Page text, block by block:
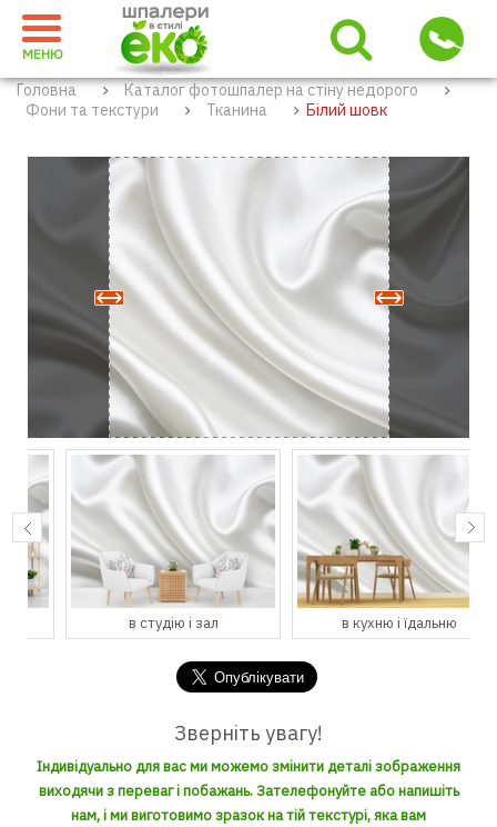
МЕНЮ
Головна
Каталог фотошпалер на стіну недорого
Фони та текстури
Тканина Білий шовк
в студію і зал в кухню і їдальню
Зверніть увагу!
Індивідуально для вас ми можемо змінити деталі зображення
виходячи з переваг і побажань. Зателефонуйте або напишіть
нам, і ми виготовимо зразок на тій текстурі, яка вам